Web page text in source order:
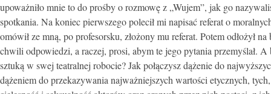
upoważniło mnie to do prośby o rozmowę z „Wujem”, jak go
spotkania. Na koniec pierwszego polecił mi napisać referat o
omówił ze mną, po profesorsku, złożony mu referat. Potem odłożył
chwili odpowiedzi, a raczej, prosi, abym te jego pytania przemyślał. A
sztuką w swej teatralnej robocie? Jak połączysz dążenie do
dążeniem do przekazywania najważniejszych wartości etycznych,